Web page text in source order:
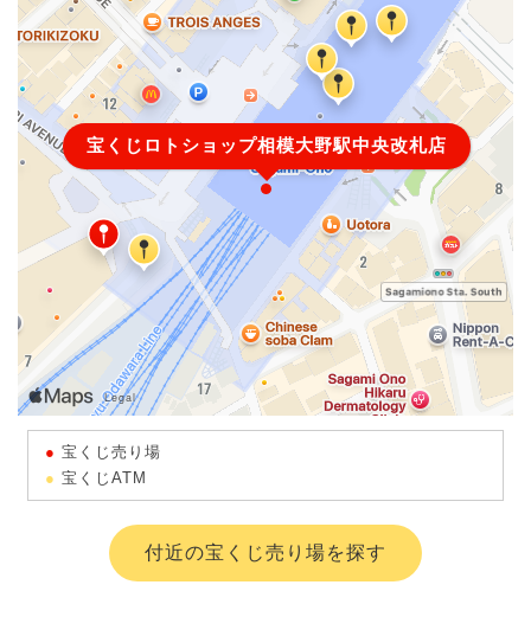
宝くじロトショップ相模大野駅中央改札店
宝くじ売り場
宝くじATM
付近の宝くじ売り場を探す